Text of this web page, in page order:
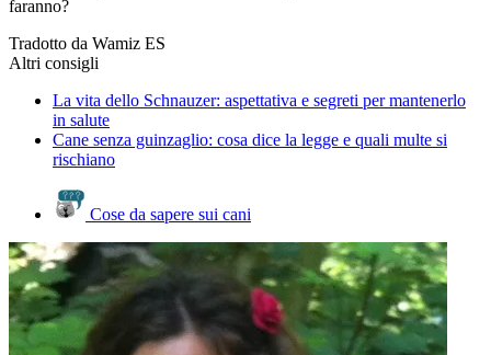
faranno?
Tradotto da Wamiz ES
Altri consigli
La vita dello Schnauzer: aspettativa e segreti per mantenerlo
in salute
Cane senza guinzaglio: cosa dice la legge e quali multe si
rischiano
Cose da sapere sui cani